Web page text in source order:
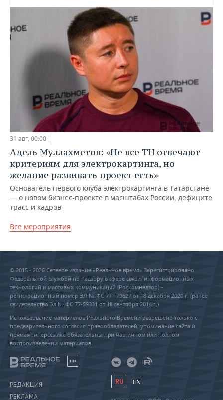
31 авг, 00:00
Адель Муллахметов: «Не все ТЦ отвечают
критериям для электрокартинга, но
желание развивать проект есть»
Основатель первого клуба электрокартинга в Татарстане
— о новом бизнес-проекте в масштабах России, дефиците
трасс и кадров
Все мероприятия
© 2015 - 2026 Сетевое издание «Реальное время» Зарегистрировано
Федеральной службой по надзору в сфере связи, информационных
технологий и массовых коммуникаций (Роскомнадзор) –
регистрационный номер ЭЛ № ФС 77 - 79627 от 18 декабря 2020 г. (ранее
свидетельство Эл № ФС 77-59331 от 18 сентября 2014 г.)
Использование материалов Реального Времени разрешено только с
предварительного согласия правообладателей, упоминание сайта и
прямая гиперссылка обязательны при частичном или полном
воспроизведении материалов.
18+
РЕДАКЦИЯ
РЕКЛАМА
RU EN